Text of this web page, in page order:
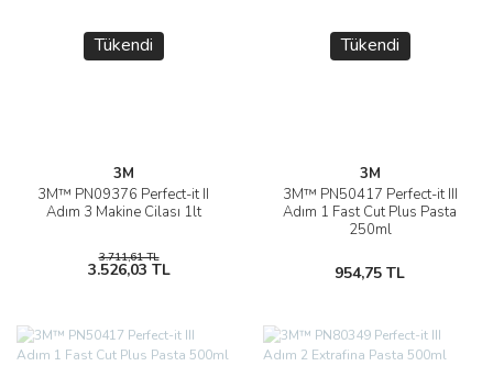
Tükendi
3M
3M™ PN09376 Perfect-it II
Adım 3 Makine Cilası 1lt
3.711,61 TL
3.526,03 TL
Tükendi
3M
3M™ PN50417 Perfect-it III
Adım 1 Fast Cut Plus Pasta
250ml
954,75 TL